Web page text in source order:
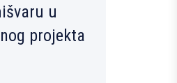
u
projekta